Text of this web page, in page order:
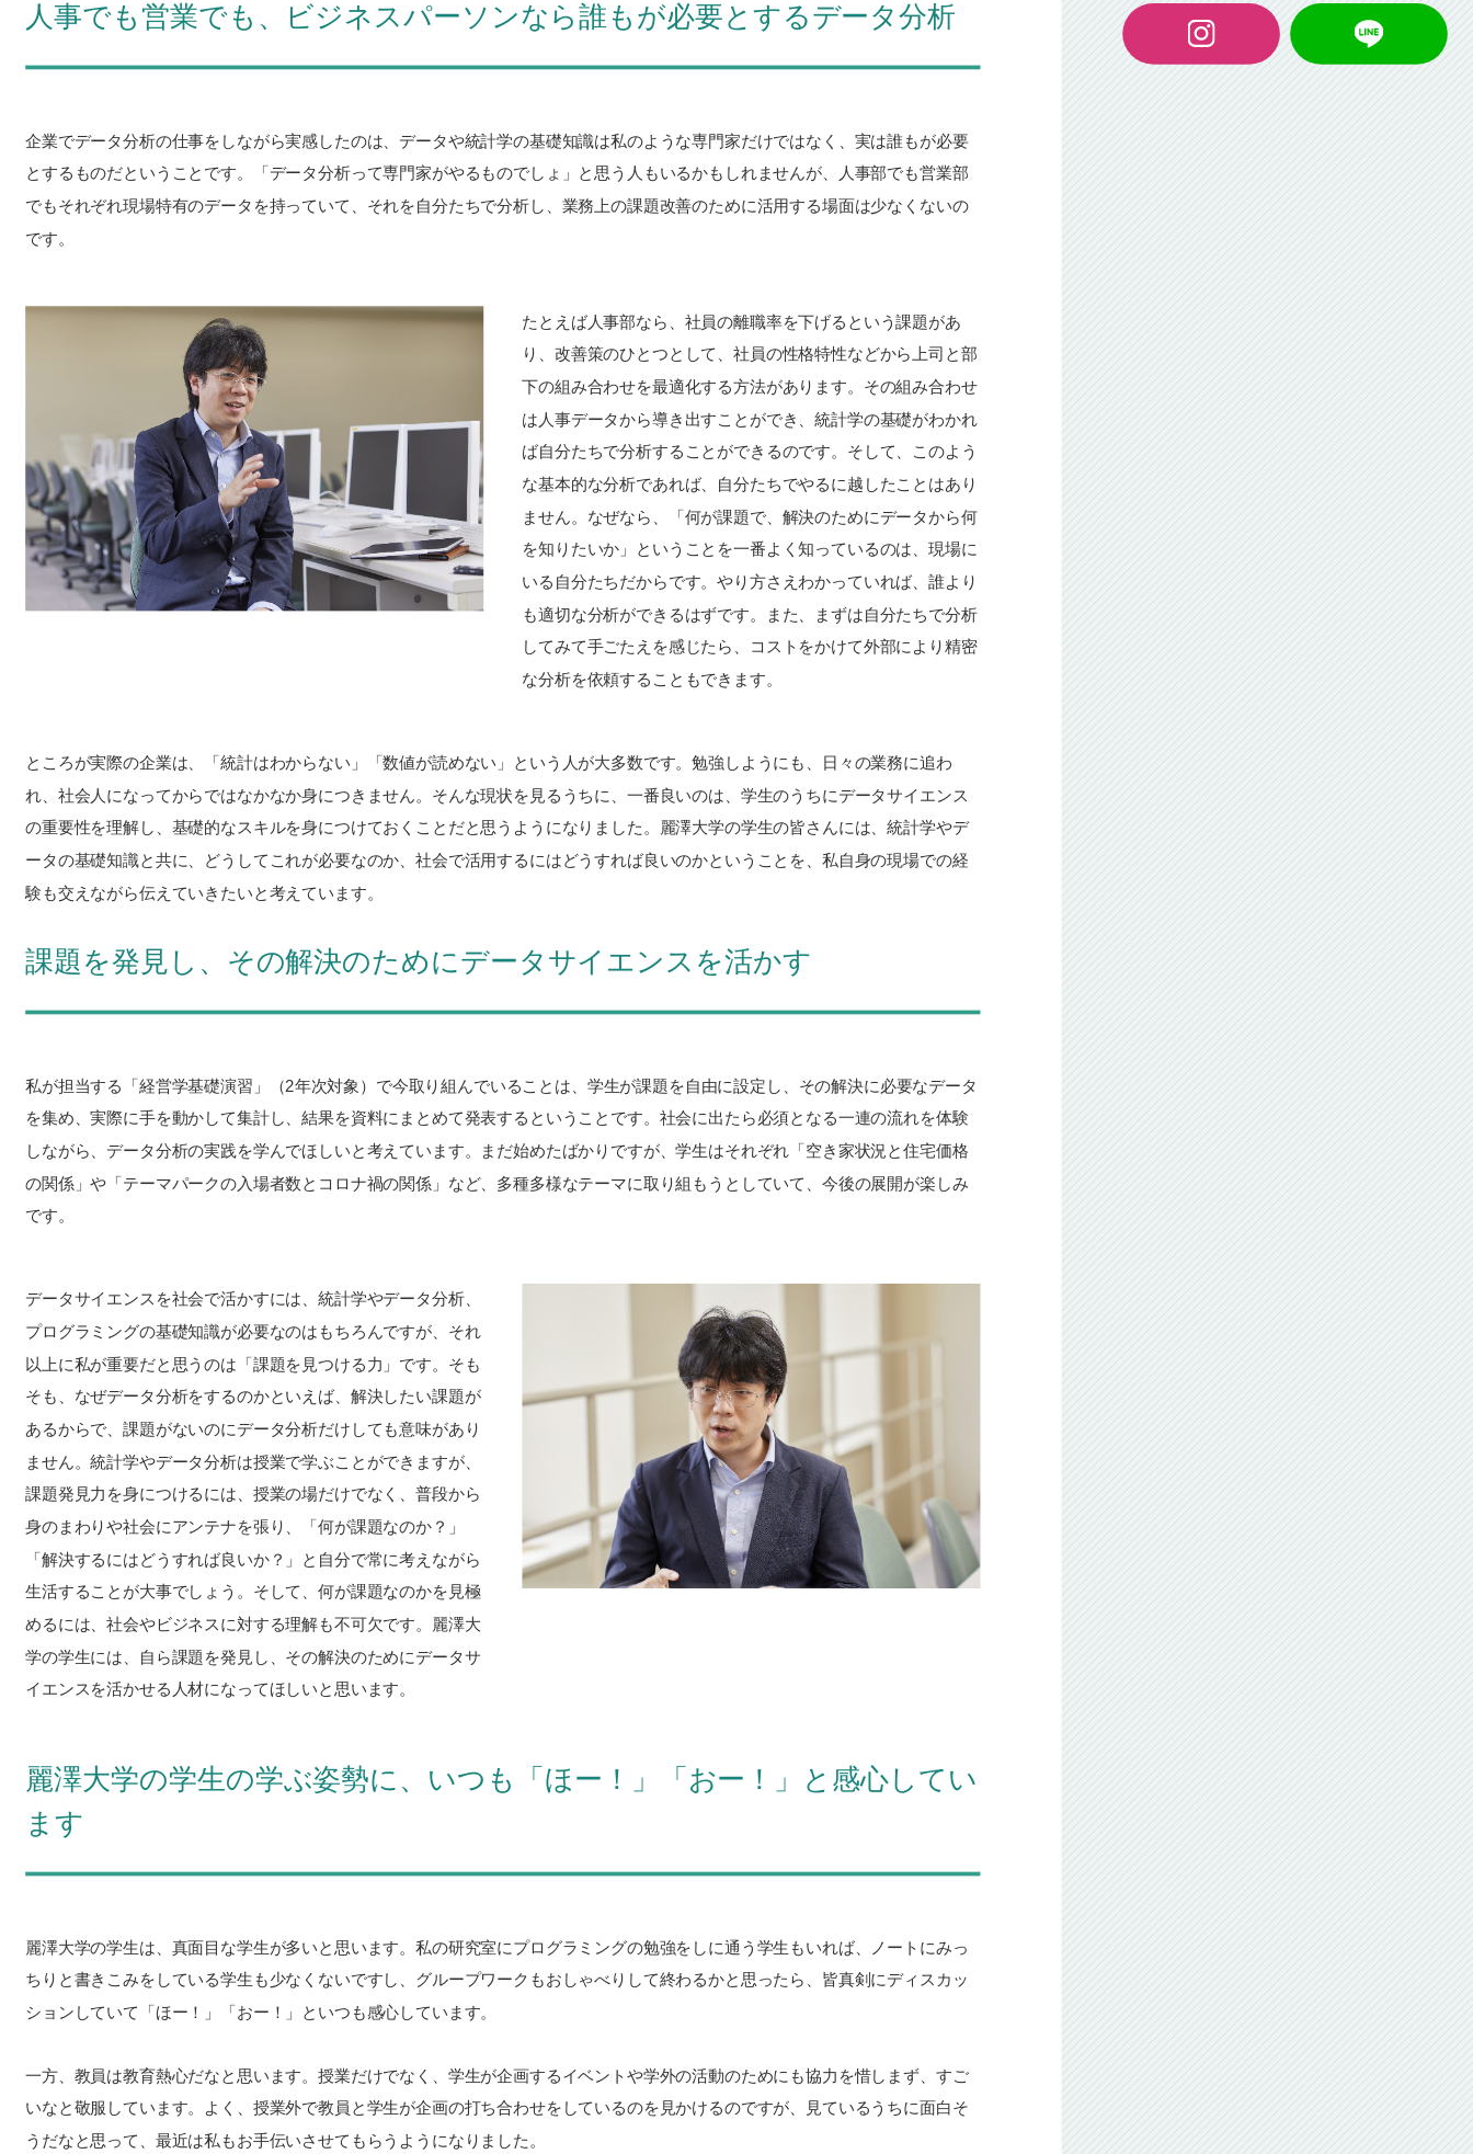
人事でも営業でも、ビジネスパーソンなら誰もが必要とするデータ分析
企業でデータ分析の仕事をしながら実感したのは、データや統計学の基礎知識は私のような専門家だけではなく、実は誰もが必要
とするものだということです。「データ分析って専門家がやるものでしょ」と思う人もいるかもしれませんが、人事部でも営業部
でもそれぞれ現場特有のデータを持っていて、それを自分たちで分析し、業務上の課題改善のために活用する場面は少なくないの
です。
たとえば人事部なら、社員の離職率を下げるという課題があ
り、改善策のひとつとして、社員の性格特性などから上司と部
下の組み合わせを最適化する方法があります。その組み合わせ
は人事データから導き出すことができ、統計学の基礎がわかれ
ば自分たちで分析することができるのです。そして、このよう
な基本的な分析であれば、自分たちでやるに越したことはあり
ません。なぜなら、「何が課題で、解決のためにデータから何
を知りたいか」ということを一番よく知っているのは、現場に
いる自分たちだからです。やり方さえわかっていれば、誰より
も適切な分析ができるはずです。また、まずは自分たちで分析
してみて手ごたえを感じたら、コストをかけて外部により精密
な分析を依頼することもできます。
ところが実際の企業は、「統計はわからない」「数値が読めない」という人が大多数です。勉強しようにも、日々の業務に追わ
れ、社会人になってからではなかなか身につきません。そんな現状を見るうちに、一番良いのは、学生のうちにデータサイエンス
の重要性を理解し、基礎的なスキルを身につけておくことだと思うようになりました。麗澤大学の学生の皆さんには、統計学やデ
ータの基礎知識と共に、どうしてこれが必要なのか、社会で活用するにはどうすれば良いのかということを、私自身の現場での経
験も交えながら伝えていきたいと考えています。
課題を発見し、その解決のためにデータサイエンスを活かす
私が担当する「経営学基礎演習」（2年次対象）で今取り組んでいることは、学生が課題を自由に設定し、その解決に必要なデータ
を集め、実際に手を動かして集計し、結果を資料にまとめて発表するということです。社会に出たら必須となる一連の流れを体験
しながら、データ分析の実践を学んでほしいと考えています。まだ始めたばかりですが、学生はそれぞれ「空き家状況と住宅価格
の関係」や「テーマパークの入場者数とコロナ禍の関係」など、多種多様なテーマに取り組もうとしていて、今後の展開が楽しみ
です。
データサイエンスを社会で活かすには、統計学やデータ分析、
プログラミングの基礎知識が必要なのはもちろんですが、それ
以上に私が重要だと思うのは「課題を見つける力」です。そも
そも、なぜデータ分析をするのかといえば、解決したい課題が
あるからで、課題がないのにデータ分析だけしても意味があり
ません。統計学やデータ分析は授業で学ぶことができますが、
課題発見力を身につけるには、授業の場だけでなく、普段から
身のまわりや社会にアンテナを張り、「何が課題なのか？」
「解決するにはどうすれば良いか？」と自分で常に考えながら
生活することが大事でしょう。そして、何が課題なのかを見極
めるには、社会やビジネスに対する理解も不可欠です。麗澤大
学の学生には、自ら課題を発見し、その解決のためにデータサ
イエンスを活かせる人材になってほしいと思います。
麗澤大学の学生の学ぶ姿勢に、いつも「ほー！」「おー！」と感心してい
ます
麗澤大学の学生は、真面目な学生が多いと思います。私の研究室にプログラミングの勉強をしに通う学生もいれば、ノートにみっ
ちりと書きこみをしている学生も少なくないですし、グループワークもおしゃべりして終わるかと思ったら、皆真剣にディスカッ
ションしていて「ほー！」「おー！」といつも感心しています。
一方、教員は教育熱心だなと思います。授業だけでなく、学生が企画するイベントや学外の活動のためにも協力を惜しまず、すご
いなと敬服しています。よく、授業外で教員と学生が企画の打ち合わせをしているのを見かけるのですが、見ているうちに面白そ
うだなと思って、最近は私もお手伝いさせてもらうようになりました。